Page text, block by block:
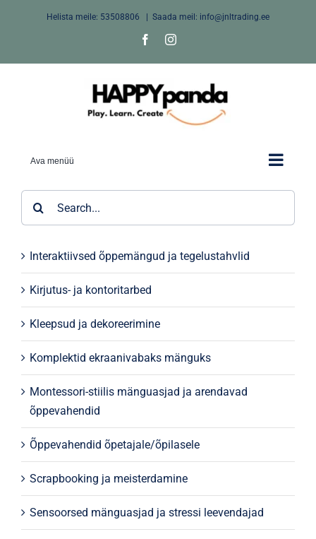
Helista meile: 53508806 Saada meil: info@jnltrading.ee
FacebookInstagram
Ava menüü
Interaktiivsed õppemängud ja tegelustahvlid
Kirjutus- ja kontoritarbed
Kleepsud ja dekoreerimine
Komplektid ekraanivabaks mänguks
Montessori-stiilis mänguasjad ja arendavad
õppevahendid
Õppevahendid õpetajale/õpilasele
Scrapbooking ja meisterdamine
Sensoorsed mänguasjad ja stressi leevendajad